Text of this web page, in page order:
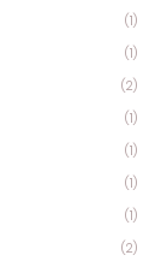
(1)
(1)
(2)
(1)
(1)
(1)
(1)
(2)